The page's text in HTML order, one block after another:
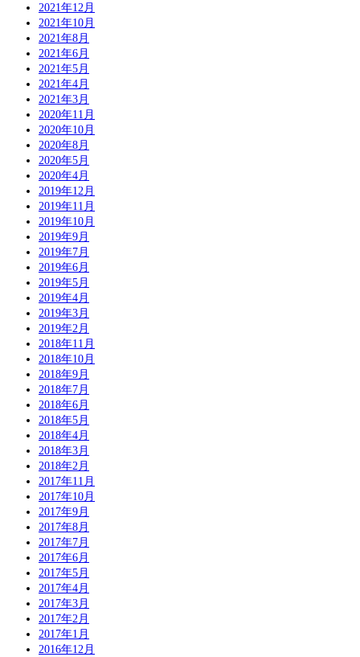
2021年12月
2021年10月
2021年8月
2021年6月
2021年5月
2021年4月
2021年3月
2020年11月
2020年10月
2020年8月
2020年5月
2020年4月
2019年12月
2019年11月
2019年10月
2019年9月
2019年7月
2019年6月
2019年5月
2019年4月
2019年3月
2019年2月
2018年11月
2018年10月
2018年9月
2018年7月
2018年6月
2018年5月
2018年4月
2018年3月
2018年2月
2017年11月
2017年10月
2017年9月
2017年8月
2017年7月
2017年6月
2017年5月
2017年4月
2017年3月
2017年2月
2017年1月
2016年12月